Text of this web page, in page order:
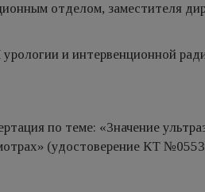
отделом, заместителя
и интервенционной
по теме: «Значение
(удостоверение КТ